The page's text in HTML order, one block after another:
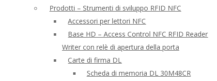
Prodotti – Strumenti di sviluppo RFID NFC
Accessori per lettori NFC
Base HD – Access Control NFC RFID Reader
Writer con relè di apertura della porta
Carte di firma DL
Scheda di memoria DL 30M48CR